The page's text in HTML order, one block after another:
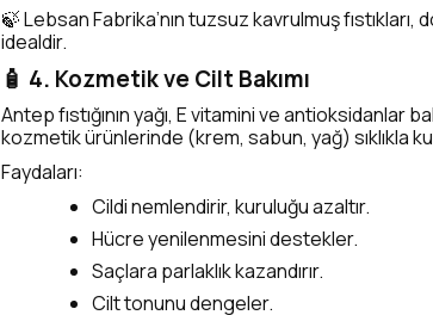
🍃 Lebsan Fabrika’nın tuzsuz kavrulmuş fıstıkları,
idealdir.
🧴 4. Kozmetik ve Cilt Bakımı
Antep fıstığının yağı, E vitamini ve antioksidanlar
kozmetik ürünlerinde (krem, sabun, yağ) sıklıkla
Faydaları:
Cildi nemlendirir, kuruluğu azaltır.
Hücre yenilenmesini destekler.
Saçlara parlaklık kazandırır.
Cilt tonunu dengeler.